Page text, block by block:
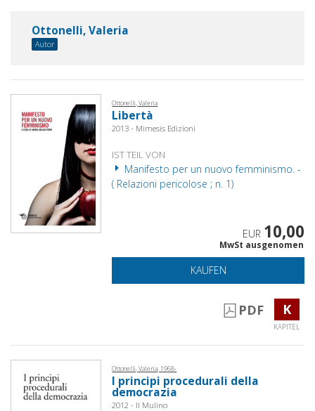
Ottonelli, Valeria
Autor
Ottonelli, Valeria
Libertà
2013 - Mimesis Edizioni
IST TEIL VON
Manifesto per un nuovo femminismo. -
( Relazioni pericolose ; n. 1)
EUR 10,00
MwSt ausgenomen
KAUFEN
PDF K
KAPITEL
Ottonelli, Valeria, 1968-
I principi procedurali della
democrazia
2012 - Il Mulino